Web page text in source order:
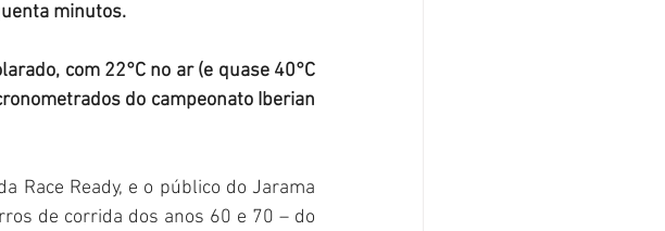
minutos.
com 22°C no ar (e quase 40°C
do campeonato Iberian
Race Ready, e o público do Jarama
de corrida dos anos 60 e 70 – do